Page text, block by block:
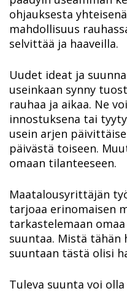
ohjauksesta
mahdollisuus
selvittää ja haaveilla.
Uudet ideat ja
useinkaan synny
rauhaa ja aikaa. Ne
innostuksena tai
usein arjen
päivästä toiseen.
omaan tilanteeseen.
Maatalousyrittäjän
tarjoaa erinomaisen
tarkastelemaan
suuntaa. Mistä
suuntaan tästä olisi
Tuleva suunta voi